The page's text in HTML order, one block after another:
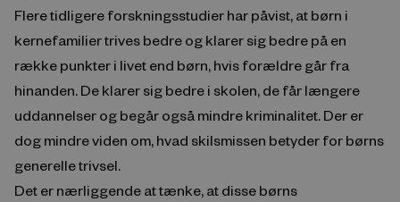
Flere tidligere forskningsstudier har påvist, at børn i
kernefamilier trives bedre og klarer sig bedre på en
række punkter i livet end børn, hvis forældre går fra
hinanden. De klarer sig bedre i skolen, de får længere
uddannelser og begår også mindre kriminalitet. Der er
dog mindre viden om, hvad skilsmissen betyder for børns
generelle trivsel.
Det er nærliggende at tænke, at disse børns